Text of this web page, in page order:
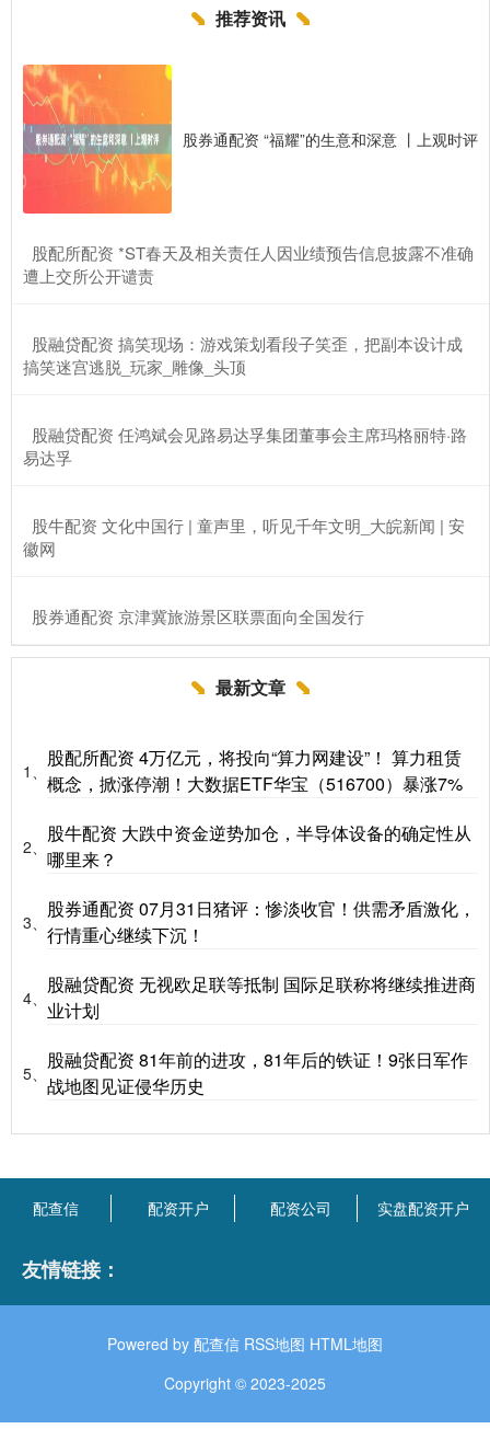
推荐资讯
股券通配资 “福耀”的生意和深意 丨上观时评
​股配所配资 *ST春天及相关责任人因业绩预告信息披露不准确
遭上交所公开谴责
​股融贷配资 搞笑现场：游戏策划看段子笑歪，把副本设计成
搞笑迷宫逃脱_玩家_雕像_头顶
​股融贷配资 任鸿斌会见路易达孚集团董事会主席玛格丽特·路
易达孚
​股牛配资 文化中国行 | 童声里，听见千年文明_大皖新闻 | 安
徽网
​股券通配资 京津冀旅游景区联票面向全国发行
最新文章
1、
股配所配资 4万亿元，将投向“算力网建设”！ 算力租赁
概念，掀涨停潮！大数据ETF华宝（516700）暴涨7%
2、
股牛配资 大跌中资金逆势加仓，半导体设备的确定性从
哪里来？
3、
股券通配资 07月31日猪评：惨淡收官！供需矛盾激化，
行情重心继续下沉！
4、
股融贷配资 无视欧足联等抵制 国际足联称将继续推进商
业计划
5、
股融贷配资 81年前的进攻，81年后的铁证！9张日军作
战地图见证侵华历史
配查信 配资开户 配资公司 实盘配资开户
友情链接：
Powered by 配查信 RSS地图 HTML地图
Copyright © 2023-2025